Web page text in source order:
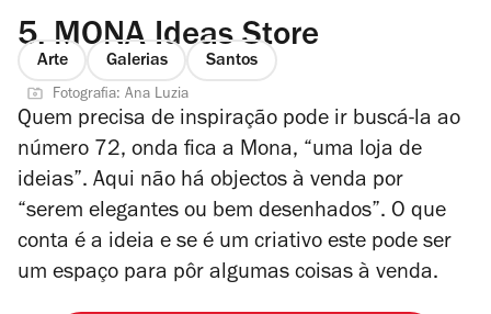
5. MONA Ideas Store
Arte Galerias Santos
Fotografia: Ana Luzia
Quem precisa de inspiração pode ir buscá-la ao
número 72, onda fica a Mona, “uma loja de
ideias”. Aqui não há objectos à venda por
“serem elegantes ou bem desenhados”. O que
conta é a ideia e se é um criativo este pode ser
um espaço para pôr algumas coisas à venda.